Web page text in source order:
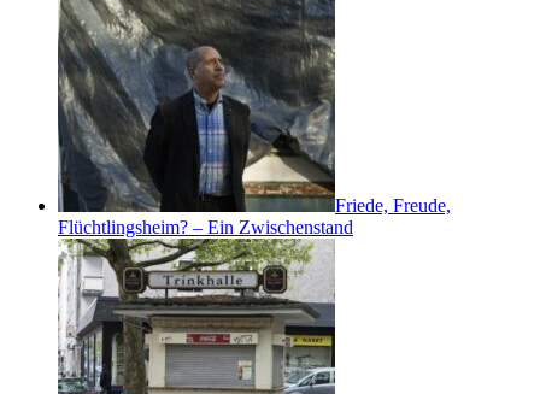
Friede, Freude,
Flüchtlingsheim? – Ein Zwischenstand